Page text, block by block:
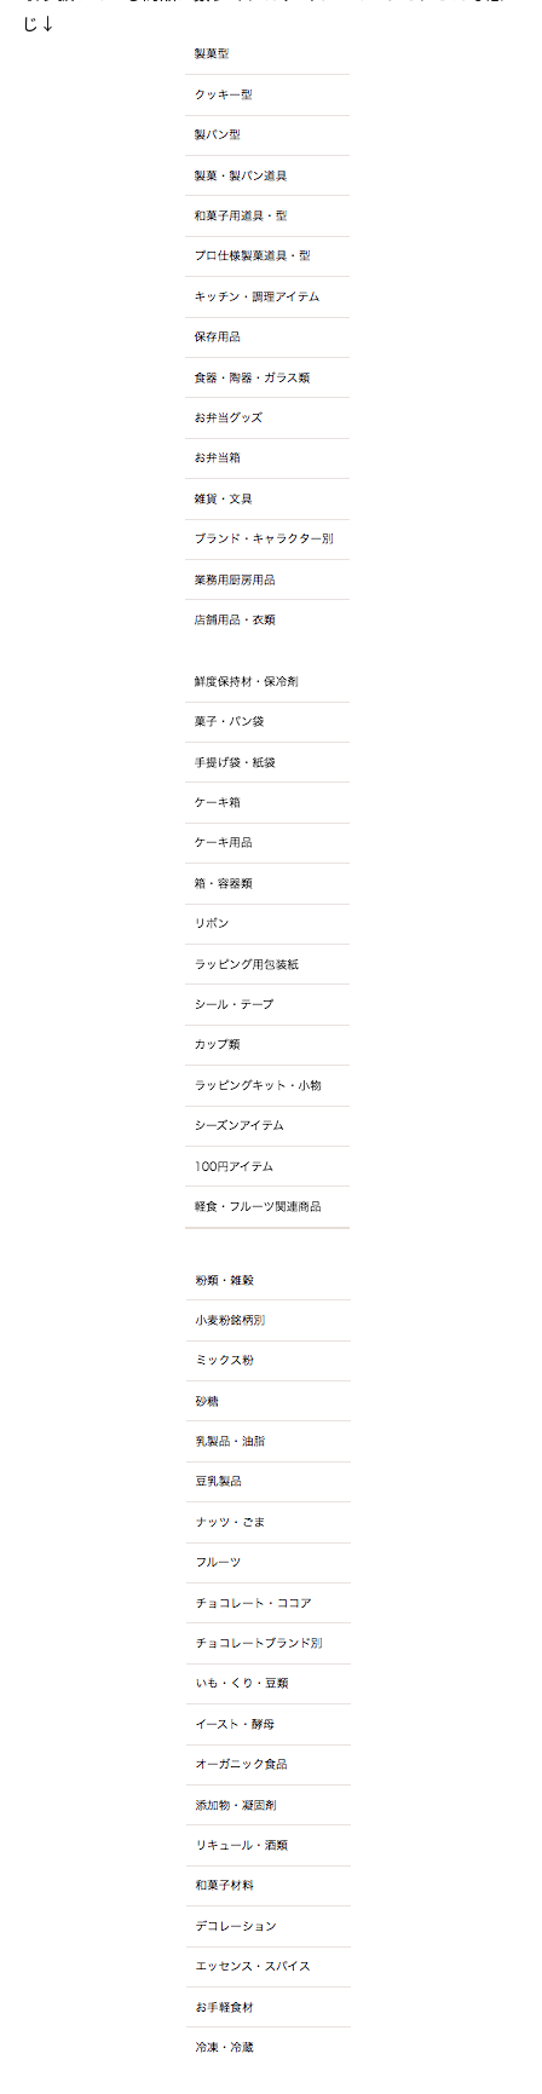
じ↓